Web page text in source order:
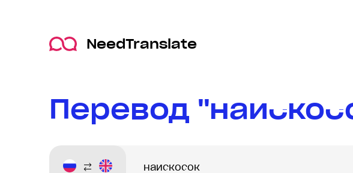
NeedTranslate
Перевод